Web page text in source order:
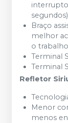
Braço
melhor
o
Terminal
Terminal
Refletor
Menor
menos